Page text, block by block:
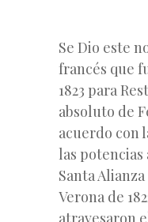
Se Dio este
francés que
1823 para
absoluto de
acuerdo con
las
Santa
Verona de
atravesaron